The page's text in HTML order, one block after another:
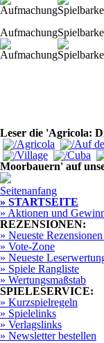
Aufmachung
Leser die 'Agricola:
Moorbauern' auf
Seitenanfang
» STARTSEITE
» Aktionen und
REZENSIONEN:
» Neueste
» Vote-Zone
» Neueste
» Spiele Rangliste
» Wertungsmaßstab
SPIELESERVICE:
» Kurzspielregeln
» Spielelinks
» Verlagslinks
» Newsletter bestellen